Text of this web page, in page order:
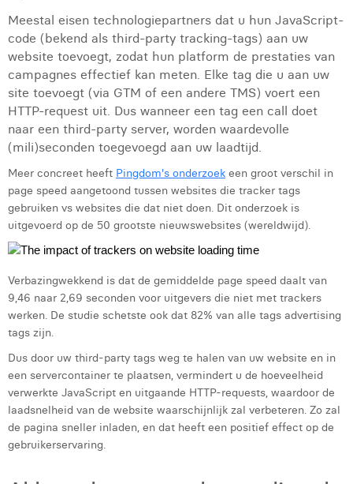
Sven Bosschem
Thomas Kurevic
Thomas Riis
Victor Hayot
William Rezette
Yaël Vanhoe
Meestal eisen technologiepartners dat u hun JavaScript-
code (bekend als third-party tracking-tags) aan uw
website toevoegt, zodat hun platform de prestaties van
campagnes effectief kan meten. Elke tag die u aan uw
site toevoegt (via GTM of een andere TMS) voert een
HTTP-request uit. Dus wanneer een tag een call doet
naar een third-party server, worden waardevolle
(mili)seconden toegevoegd aan uw laadtijd.
Meer concreet heeft Pingdom's onderzoek een groot verschil in
page speed aangetoond tussen websites die tracker tags
gebruiken vs websites die dat niet doen. Dit onderzoek is
uitgevoerd op de 50 grootste nieuwswebsites (wereldwijd).
Verbazingwekkend is dat de gemiddelde page speed daalt van
9,46 naar 2,69 seconden voor uitgevers die niet met trackers
werken. De studie schetste ook dat 82% van alle tags advertising
tags zijn.
Dus door uw third-party tags weg te halen van uw website en in
een servercontainer te plaatsen, vermindert u de hoeveelheid
verwerkte JavaScript en uitgaande HTTP-requests, waardoor de
laadsnelheid van de website waarschijnlijk zal verbeteren. Zo zal
de pagina sneller inladen, en dat heeft een positief effect op de
gebruikerservaring.